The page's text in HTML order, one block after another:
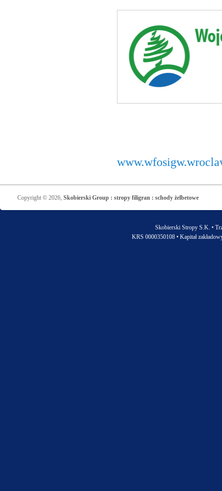
Copyright © 2026,Skobierski Group : stropy filigran : schody żelbetowe
Skobierski Stropy S.K. •
KRS 0000350108 • Kapitał